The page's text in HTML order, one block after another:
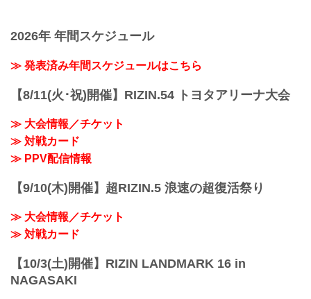
2026年 年間スケジュール
≫ 発表済み年間スケジュールはこちら
【8/11(火･祝)開催】RIZIN.54 トヨタアリーナ大会
≫ 大会情報／チケット
≫ 対戦カード
≫ PPV配信情報
【9/10(木)開催】超RIZIN.5 浪速の超復活祭り
≫ 大会情報／チケット
≫ 対戦カード
【10/3(土)開催】RIZIN LANDMARK 16 in
NAGASAKI